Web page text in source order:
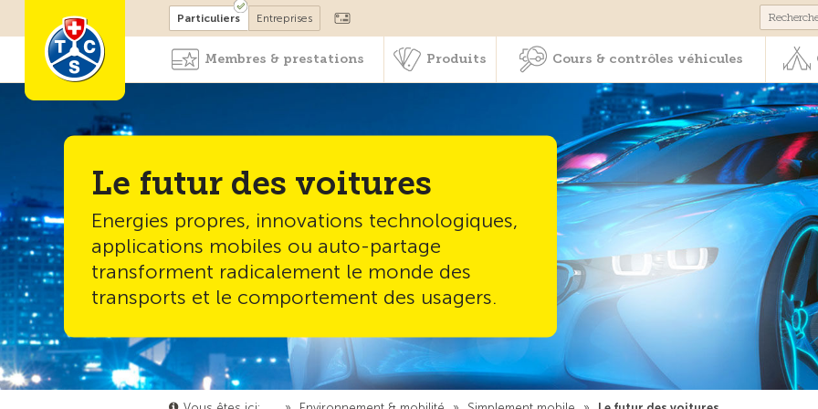
Devenir membre Cours & contrôles
Particuliers Entreprises
Membres & prestations Produits Cours & contrôles véhicules
Le futur des voitures
Energies propres, innovations technologiques,
applications mobiles ou auto-partage
transforment radicalement le monde des
transports et le comportement des usagers.